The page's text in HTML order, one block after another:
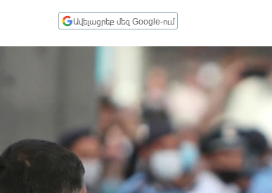
Ավելացրեք մեզ Google-ում